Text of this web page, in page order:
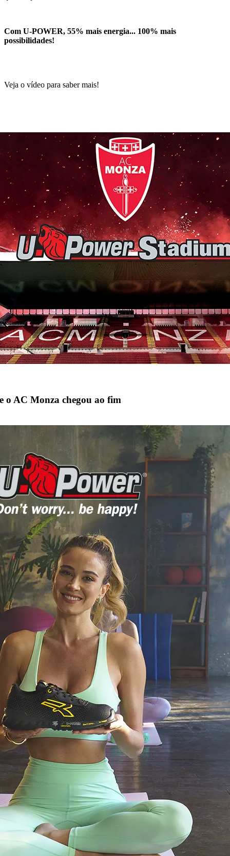
Com U-POWER, 55% mais energia... 100% mais
possibilidades!
Veja o vídeo para saber mais!
o AC Monza chegou ao fim